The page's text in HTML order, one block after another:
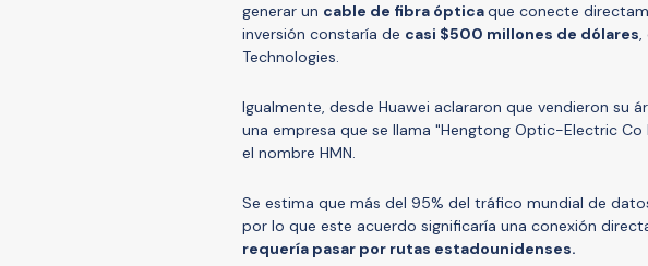
generar un cable de fibra ópticaque conecte
inversión constaría de casi $500 millones de dólares,
Technologies.
Igualmente, desde Huawei aclararon que vendieron su
una empresa que se llama "Hengtong Optic-Electric
el nombre HMN.
Se estima que más del 95% del tráfico mundial de
por lo que este acuerdo significaría una conexión
requería pasar por rutas estadounidenses.